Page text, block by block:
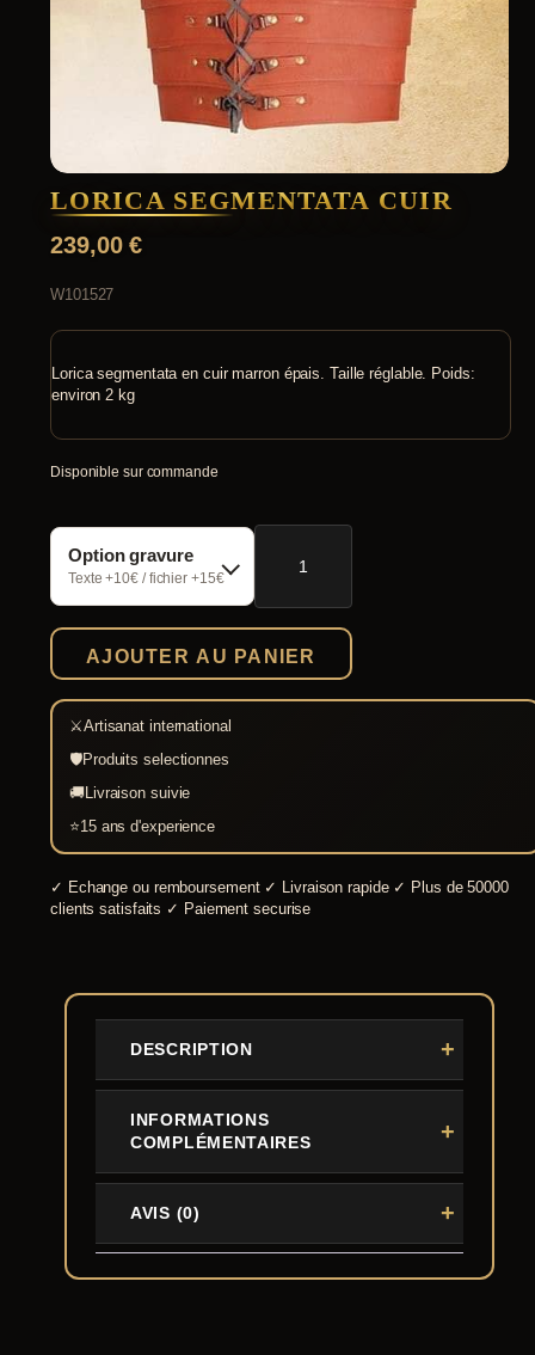
LORICA SEGMENTATA CUIR
239,00€
W101527
Lorica segmentata en cuir marron épais. Taille réglable. Poids:
environ 2 kg
Disponible sur commande
Option gravure
Texte +10€ / fichier +15€
quantité
segmentata
AJOUTER AU PANIER
⚔Artisanat international
🛡Produits selectionnes
🚚Livraison suivie
⭐15 ans d'experience
✓ Echange ou remboursement ✓ Livraison rapide ✓ Plus de 50000
clients satisfaits ✓ Paiement securise
DESCRIPTION
INFORMATIONS
COMPLÉMENTAIRES
AVIS (0)